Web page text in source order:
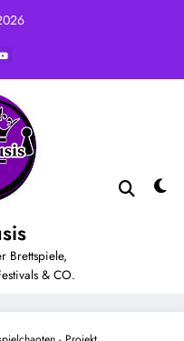
Brettspiele,
& CO.